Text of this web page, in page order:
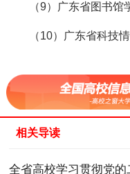
（9）广东省图书馆
（10）广东省科技
相关导读
全省高校学习贯彻党